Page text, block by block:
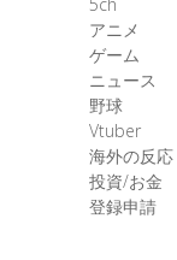
アニメ
ゲーム
ニュース
野球
Vtuber
海外の反応
投資/お金
登録申請